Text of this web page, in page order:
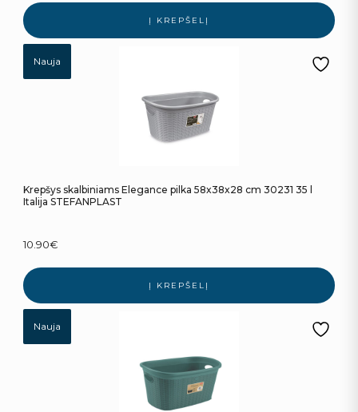
Į KREPŠELĮ
Nauja
Krepšys skalbiniams Elegance pilka 58x38x28 cm 30231 35 l
Italija STEFANPLAST
10.90€
Į KREPŠELĮ
Nauja